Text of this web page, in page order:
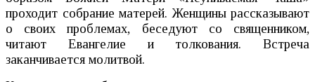
проходит собрание матерей. Женщины рассказывают
о своих проблемах, беседуют со священником,
читают Евангелие и толкования. Встреча
заканчивается молитвой.